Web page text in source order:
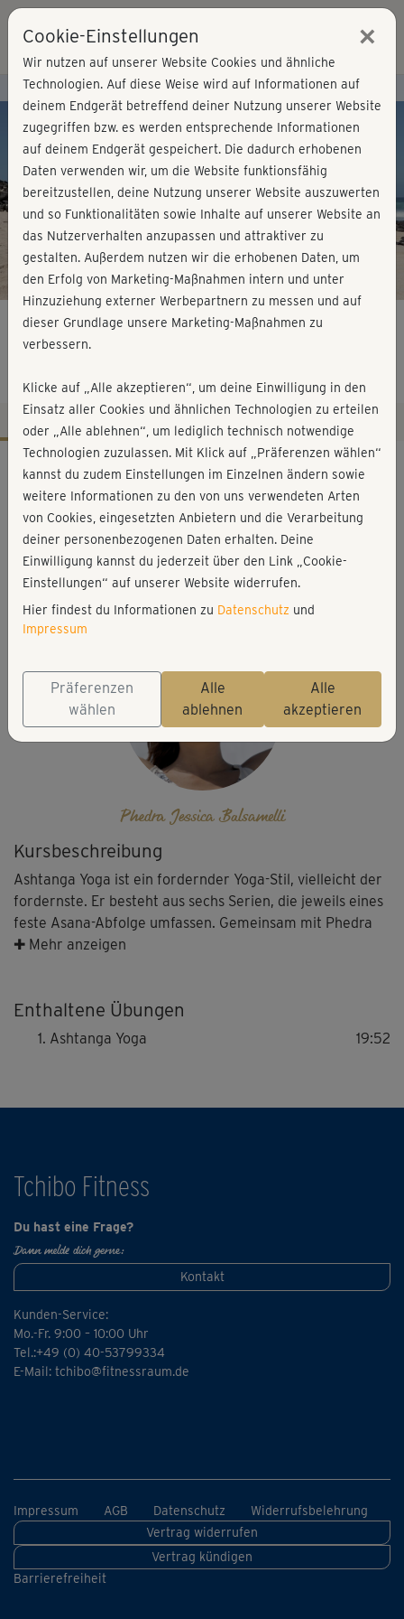
Play
Video
Kursvorschau - Jetzt mitmachen!
Ashtanga Yoga mit Phedra
Kursbeschreibung
Ashtanga Yoga ist ein fordernder Yoga-Stil, vielleicht der
fordernste. Er besteht aus sechs Serien, die jeweils eines
feste Asana-Abfolge umfassen. Gemeinsam mit Phedra
fließt du durch verschiedene Haltungen der ersten Serie
Atemzüge gehalten werden.
✚ Mehr anzeigen
Enthaltene Übungen
Ashtanga Yoga 19:52
Workout-Facts
leicht
20 Min
79 kcal
Phedra Jessica Balsamelli
Matte
Phedra Jessica Balsamelli
Tchibo Fitness
Du hast eine Frage?
Dann melde dich gerne:
Kontakt
Kunden-Service:
Mo.-Fr. 9:00 – 10:00 Uhr
Tel.:+49 (0) 40-53799334
E-Mail: tchibo@fitnessraum.de
Impressum AGB Datenschutz
Widerrufsbelehrung
Vertrag widerrufen
Vertrag kündigen
Barrierefreiheit
Cookie-Einstellungen ×
Wir nutzen auf unserer Website Cookies und ähnliche
Technologien. Auf diese Weise wird auf Informationen auf
deinem Endgerät betreffend deiner Nutzung unserer Website
zugegriffen bzw. es werden entsprechende Informationen
auf deinem Endgerät gespeichert. Die dadurch erhobenen
Daten verwenden wir, um die Website funktionsfähig
bereitzustellen, deine Nutzung unserer Website auszuwerten
und so Funktionalitäten sowie Inhalte auf unserer Website an
das Nutzerverhalten anzupassen und attraktiver zu
gestalten. Außerdem nutzen wir die erhobenen Daten, um
den Erfolg von Marketing-Maßnahmen intern und unter
Hinzuziehung externer Werbepartnern zu messen und auf
dieser Grundlage unsere Marketing-Maßnahmen zu
verbessern.
Klicke auf „Alle akzeptieren“, um deine Einwilligung in den
Einsatz aller Cookies und ähnlichen Technologien zu erteilen
oder „Alle ablehnen“, um lediglich technisch notwendige
Technologien zuzulassen. Mit Klick auf „Präferenzen wählen“
kannst du zudem Einstellungen im Einzelnen ändern sowie
weitere Informationen zu den von uns verwendeten Arten
von Cookies, eingesetzten Anbietern und die Verarbeitung
deiner personenbezogenen Daten erhalten. Deine
Einwilligung kannst du jederzeit über den Link „Cookie-
Einstellungen“ auf unserer Website widerrufen.
Hier findest du Informationen zu Datenschutz und
Impressum
Präferenzen
wählen
Alle
ablehnen
Alle
akzeptieren